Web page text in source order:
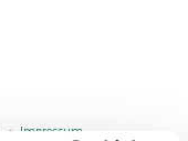
Impressum